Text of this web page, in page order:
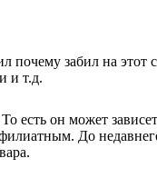
забил на этот
и т.д.
он может
До